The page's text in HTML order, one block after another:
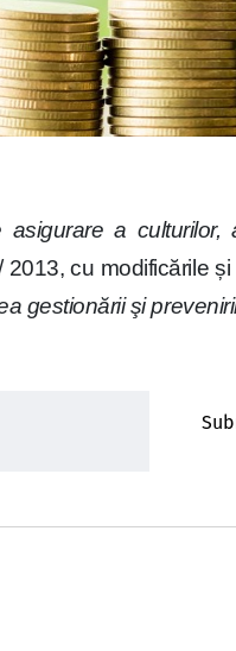
asigurare a
2013, cu modificările
gestionării şi